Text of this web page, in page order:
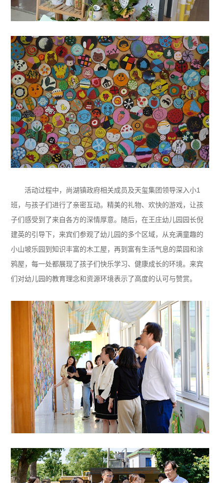
活动过程中，尚湖镇政府相关成员及天玺集团领导深入小1
班，与孩子们进行了亲密互动。精美的礼物、欢快的游戏，让孩
子们感受到了来自各方的深情厚意。随后，在王庄幼儿园园长倪
建英的引导下，来宾们参观了幼儿园的多个区域，从充满童趣的
小山坡乐园到知识丰富的木工屋，再到富有生活气息的菜园和涂
鸦屋，每一处都展现了孩子们快乐学习、健康成长的环境。来宾
们对幼儿园的教育理念和资源环境表示了高度的认可与赞赏。